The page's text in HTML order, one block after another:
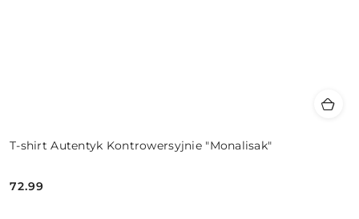
T-shirt Autentyk Kontrowersyjnie "Monalisak"
Cena:
72.99